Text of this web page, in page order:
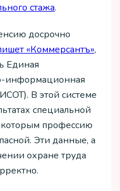
стажа.
досрочно
«Коммерсантъ»,
Единая
информационная
В этой системе
специальной
которым профессию
Эти данные, а
охране труда